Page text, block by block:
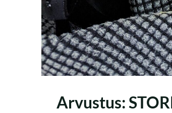
Arvustus: